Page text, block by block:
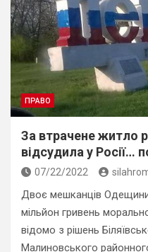
ПРАВО
За втрачене житло
відсудила у Росії…
07/22/2022
Двоє мешканців Одещини
мільйон гривень
відомо з рішень
Малиновського